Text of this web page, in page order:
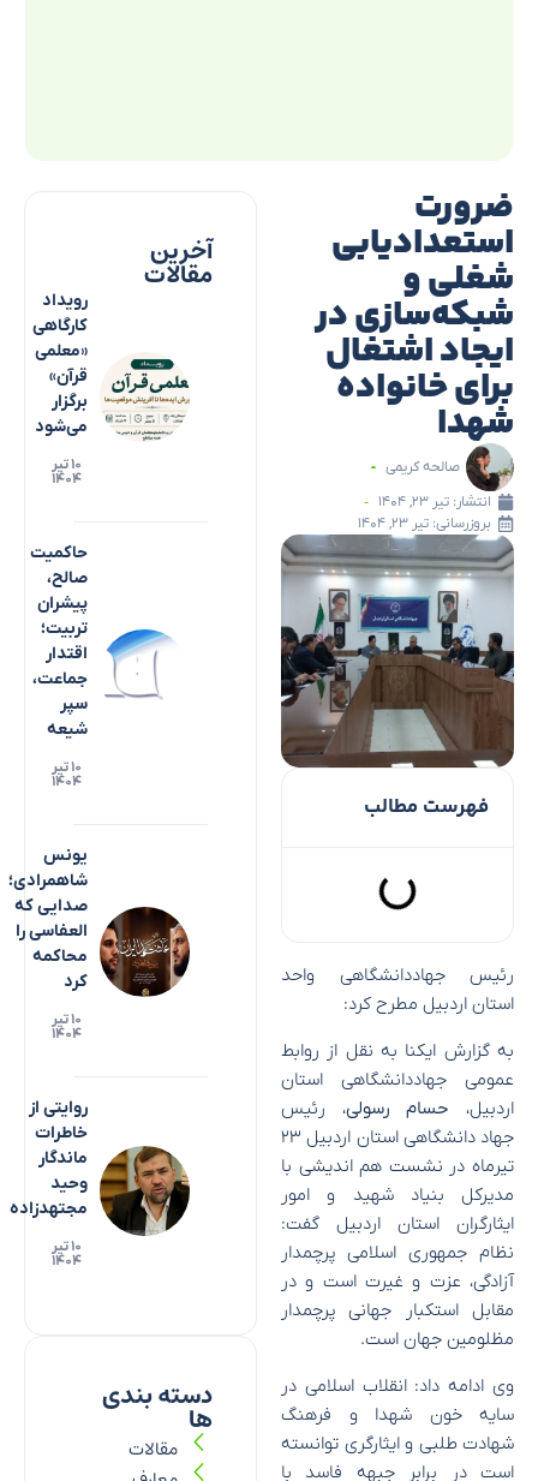
ضرورت
استعدادیابی
شغلی و
شبکه‌سازی در
ایجاد اشتغال
برای خانواده
شهدا
صالحه کریمی
انتشار: تیر ۲۳, ۱۴۰۴
بروزرسانی: تیر ۲۳, ۱۴۰۴
فهرست مطالب
رئیس جهاددانشگاهی واحد
استان اردبیل مطرح کرد:
به گزارش ایکنا به نقل از روابط
عمومی جهاددانشگاهی استان
اردبیل، حسام رسولی، رئیس
جهاد دانشگاهی استان اردبیل ۲۳
تیرماه در نشست هم اندیشی با
مدیرکل بنیاد شهید و امور
ایثارگران استان اردبیل گفت:
نظام جمهوری اسلامی پرچمدار
آزادگی، عزت و غیرت است و در
مقابل استکبار جهانی پرچمدار
مظلومین جهان است.
وی ادامه داد: انقلاب اسلامی در
سایه خون شهدا و فرهنگ
شهادت طلبی و ایثارگری توانسته
است در برابر جبهه فاسد با
آخرین
مقالات
رویداد
کارگاهی
«معلمی
قرآن»
برگزار
می‌شود
۱۰ تیر
۱۴۰۴
حاکمیت
صالح،
پیشران
تربیت؛
اقتدار
جماعت،
سپر
شیعه
۱۰ تیر
۱۴۰۴
یونس
شاهمرادی؛
صدایی که
العفاسی را
محاکمه
کرد
۱۰ تیر
۱۴۰۴
روایتی از
خاطرات
ماندگار
وحید
مجتهدزاده
۱۰ تیر
۱۴۰۴
دسته بندی
ها
مقالات